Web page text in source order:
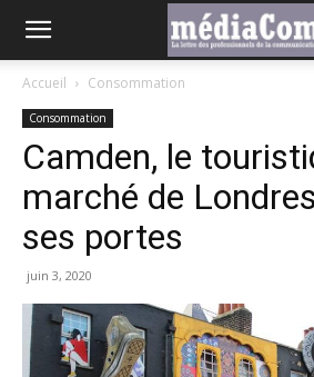
Accueil Consommation
Consommation
Camden, le
marché de
ses portes
juin 3, 2020